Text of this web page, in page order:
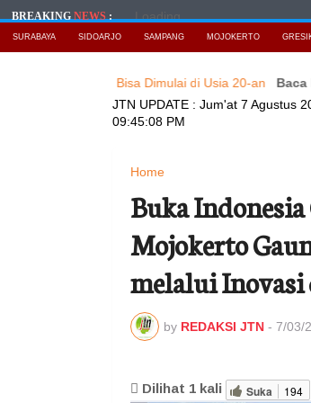
BREAKINGNEWS: Loading...
SURABAYA SIDOARJO SAMPANG MOJOKERTO
yang Bisa Dimulai di Usia 20-an Baca Berita
JTN UPDATE : Jum'at 7 Agustus
09:45:10 PM
Home
Buka
Mojokerto
melalui Inovasi
by REDAKSI JTN - 7/03/
Dilihat 1 kali Suka 194